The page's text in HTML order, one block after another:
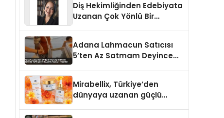
Diş Hekimliğinden Edebiyata
Uzanan Çok Yönlü Bir
Adana Lahmacun Satıcısı
5’ten Az Satmam Deyince
Mirabellix, Türkiye’den
dünyaya uzanan güçlü